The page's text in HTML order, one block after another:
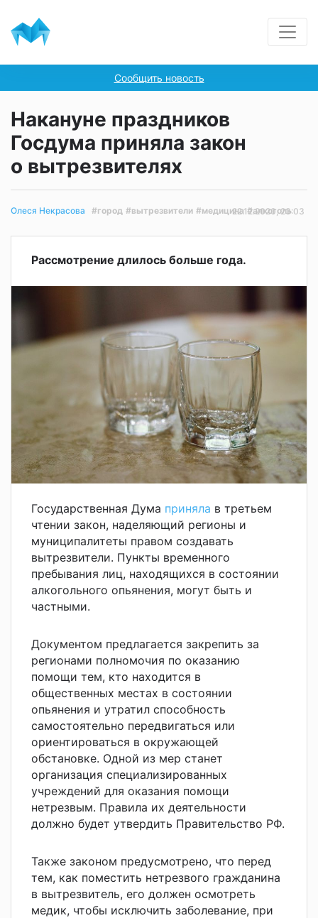
Сообщить новость
Накануне праздников
Госдума приняла закон
о вытрезвителях
Олеся Некрасова #город #вытрезвители #медицина #алкоголь
22.12.2020, 23:03
Рассмотрение длилось больше года.
Государственная Дума приняла в третьем
чтении закон, наделяющий регионы и
муниципалитеты правом создавать
вытрезвители. Пункты временного
пребывания лиц, находящихся в состоянии
алкогольного опьянения, могут быть и
частными.
Документом предлагается закрепить за
регионами полномочия по оказанию
помощи тем, кто находится в
общественных местах в состоянии
опьянения и утратил способность
самостоятельно передвигаться или
ориентироваться в окружающей
обстановке. Одной из мер станет
организация специализированных
учреждений для оказания помощи
нетрезвым. Правила их деятельности
должно будет утвердить Правительство РФ.
Также законом предусмотрено, что перед
тем, как поместить нетрезвого гражданина
в вытрезвитель, его должен осмотреть
медик, чтобы исключить заболевание, при